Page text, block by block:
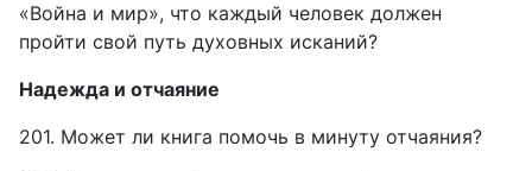
«Война и мир», что каждый человек должен
пройти свой путь духовных исканий?
Надежда и отчаяние
201. Может ли книга помочь в минуту отчаяния?